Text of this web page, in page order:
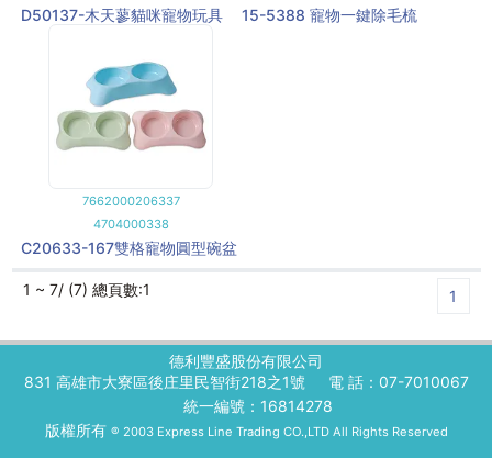
D50137-木天蓼貓咪寵物玩具 15-5388 寵物一鍵除毛梳
7662000206337
4704000338
C20633-167雙格寵物圓型碗盆
1 ~ 7/ (7) 總頁數:1 1
德利豐盛股份有限公司
831 高雄市大寮區後庄里民智街218之1號
電 話：07-7010067
統一編號：16814278
版權所有 ® 2003 Express Line Trading CO.,LTD All Rights Reserved